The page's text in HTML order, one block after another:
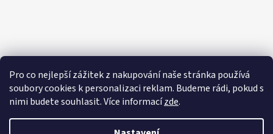
Pro co nejlepší zážitek z nakupování naše stránka používá
soubory cookies k personalizaci reklam. Budeme rádi, pokud s
nimi budete souhlasit. Více informacízde.